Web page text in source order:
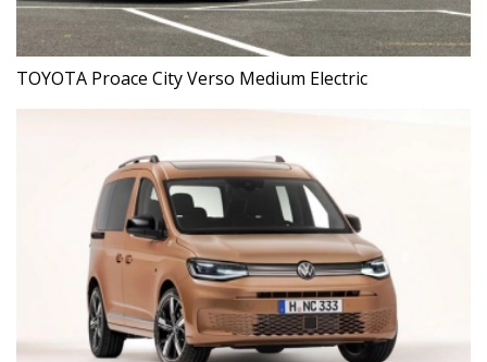
TOYOTA Proace City Verso Medium Electric